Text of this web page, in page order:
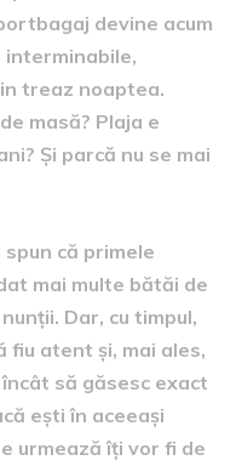
devine acum
interminabile,
treaz noaptea.
masă? Plaja e
Și parcă nu se mai
că primele
mai multe bătăi de
Dar, cu timpul,
fiu atent și, mai ales,
să găsesc exact
ești în aceeași
urmează îți vor fi de